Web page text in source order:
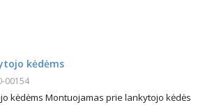
kėdėms
00154
kėdėms Montuojamas prie lankytojo kėdės